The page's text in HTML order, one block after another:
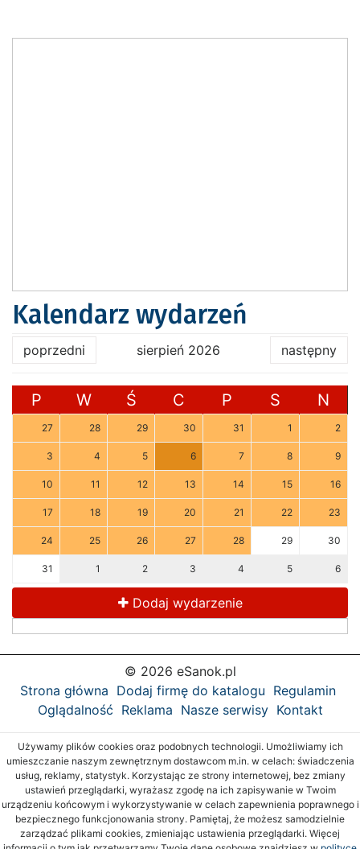
Kalendarz wydarzeń
poprzedni sierpień 2026 następny
P W Ś C P S N
27 28 29 30 31 1 2
3 4 5 6 7 8 9
10 11 12 13 14 15 16
17 18 19 20 21 22 23
24 25 26 27 28 29 30
31 1 2 3 4 5 6
Dodaj wydarzenie
© 2026 eSanok.pl
Strona główna Dodaj firmę do katalogu Regulamin
Oglądalność Reklama Nasze serwisy Kontakt
Używamy plików cookies oraz podobnych technologii. Umożliwiamy ich
umieszczanie naszym zewnętrznym dostawcom m.in. w celach: świadczenia
usług, reklamy, statystyk. Korzystając ze strony internetowej, bez zmiany
ustawień przeglądarki, wyrażasz zgodę na ich zapisywanie w Twoim
urządzeniu końcowym i wykorzystywanie w celach zapewnienia poprawnego i
bezpiecznego funkcjonowania strony. Pamiętaj, że możesz samodzielnie
zarządzać plikami cookies, zmieniając ustawienia przeglądarki. Więcej